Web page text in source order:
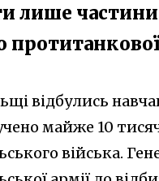
лише частини
відбулись
майже 10
війська.